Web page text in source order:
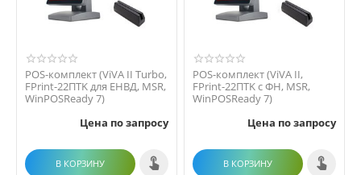
POS-комплект (ViVA II Turbo,
FPrint-22ПТK для ЕНВД, MSR,
WinPOSReady 7)
Цена по запросу
В КОРЗИНУ
POS-комплект (ViVA II,
FPrint-22ПТK с ФН, MSR,
WinPOSReady 7)
Цена по запросу
В КОРЗИНУ